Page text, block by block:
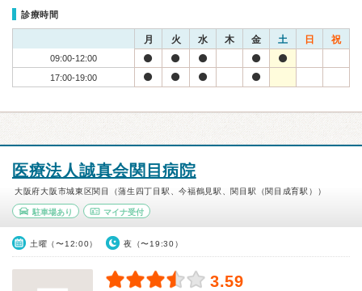
診療時間
月 火 水 木 金 土 日 祝
09:00-12:00
17:00-19:00
医療法人誠真会関目病院
大阪府大阪市城東区関目（蒲生四丁目駅、今福鶴見駅、関目駅（関目成育駅））
駐車場あり マイナ受付
土曜（〜12:00） 夜（〜19:30）
3.59